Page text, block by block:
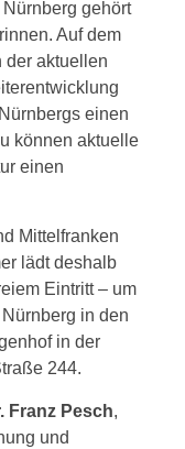
gehört
Auf dem
der aktuellen
einen
können aktuelle
einen
Mittelfranken
lädt deshalb
Eintritt – um
in den
in der
244.
Franz Pesch,
und